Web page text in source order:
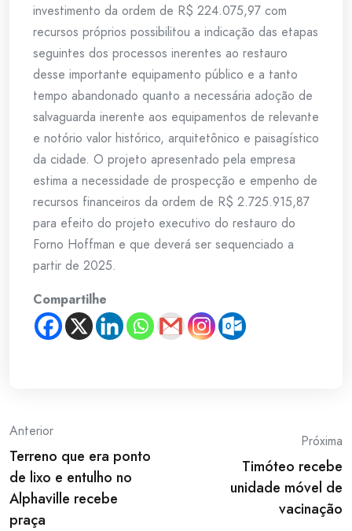
investimento da ordem de R$ 224.075,97 com
recursos próprios possibilitou a indicação das etapas
seguintes dos processos inerentes ao restauro
desse importante equipamento público e a tanto
tempo abandonado quanto a necessária adoção de
salvaguarda inerente aos equipamentos de relevante
e notório valor histórico, arquitetônico e paisagístico
da cidade. O projeto apresentado pela empresa
estima a necessidade de prospecção e empenho de
recursos financeiros da ordem de R$ 2.725.915,87
para efeito do projeto executivo do restauro do
Forno Hoffman e que deverá ser sequenciado a
partir de 2025.
Compartilhe
Post
navigation
Anterior
Terreno que era ponto
de lixo e entulho no
Alphaville recebe
praça
Próxima
Timóteo recebe
unidade móvel de
vacinação